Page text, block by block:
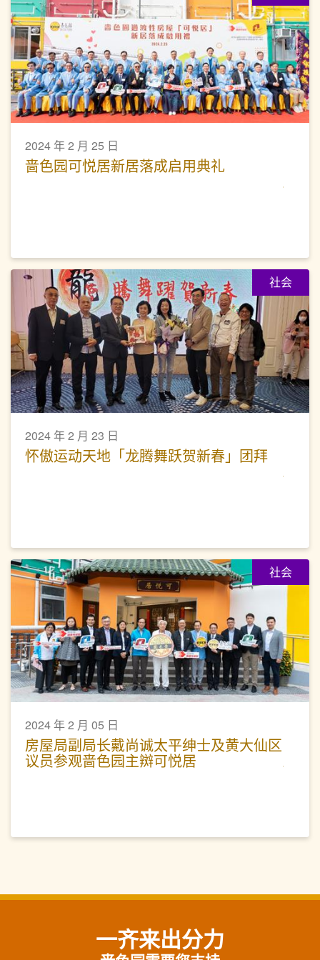
2024 年 2 月 25 日
啬色园可悦居新居落成启用典礼
社会
2024 年 2 月 23 日
怀傲运动天地「龙腾舞跃贺新春」团拜
社会
2024 年 2 月 05 日
房屋局副局长戴尚诚太平绅士及黄大仙区
议员参观啬色园主辬可悦居
一齐来出分力